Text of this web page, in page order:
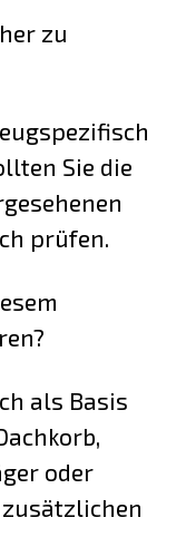
zu
Sie die
prüfen.
als Basis
oder
zusätzlichen